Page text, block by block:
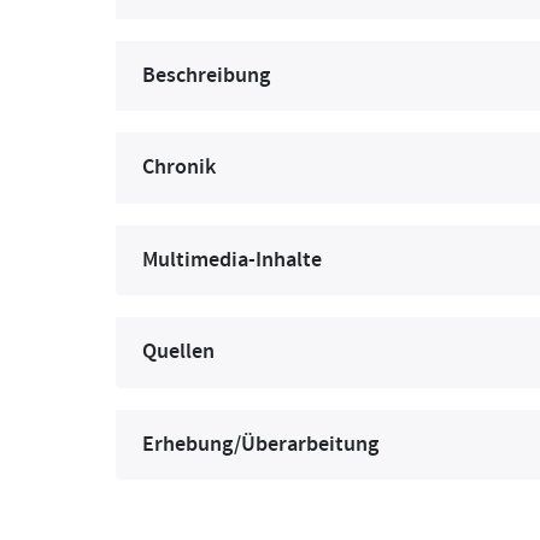
Beschreibung
Chronik
Multimedia-Inhalte
Quellen
Erhebung/Überarbeitung